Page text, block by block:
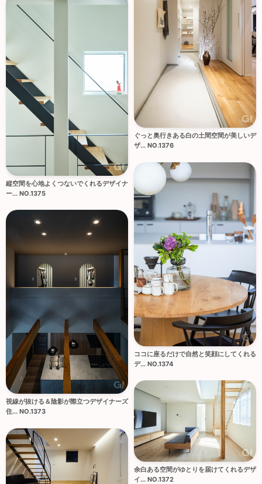
ぐっと奥行きある白の土間空間が美しいデ
ザ... NO.1376
縦空間を心地よくつないでくれるデザイナ
ー... NO.1375
ココに座るだけで自然と笑顔にしてくれる
デ... NO.1374
視線が抜ける＆陰影が際立つデザイナーズ
住... NO.1373
余白ある空間がゆとりを届けてくれるデザ
イ... NO.1372